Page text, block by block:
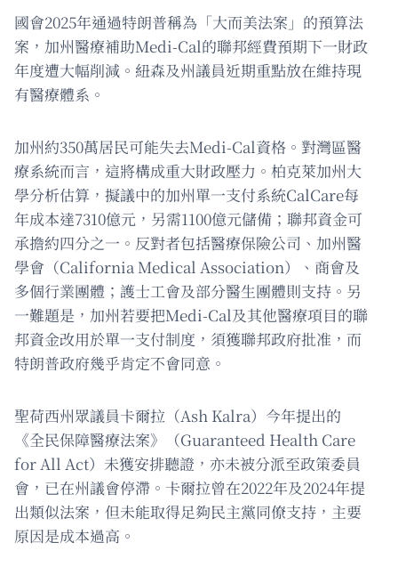
國會2025年通過特朗普稱為「大而美法案」的預算法
案，加州醫療補助Medi-Cal的聯邦經費預期下一財政
年度遭大幅削減。紐森及州議員近期重點放在維持現
有醫療體系。
加州約350萬居民可能失去Medi-Cal資格。對灣區醫
療系統而言，這將構成重大財政壓力。柏克萊加州大
學分析估算，擬議中的加州單一支付系統CalCare每
年成本達7310億元，另需1100億元儲備；聯邦資金可
承擔約四分之一。反對者包括醫療保險公司、加州醫
學會（California Medical Association）、商會及
多個行業團體；護士工會及部分醫生團體則支持。另
一難題是，加州若要把Medi-Cal及其他醫療項目的聯
邦資金改用於單一支付制度，須獲聯邦政府批准，而
特朗普政府幾乎肯定不會同意。
聖荷西州眾議員卡爾拉（Ash Kalra）今年提出的
《全民保障醫療法案》（Guaranteed Health Care
for All Act）未獲安排聽證，亦未被分派至政策委員
會，已在州議會停滯。卡爾拉曾在2022年及2024年提
出類似法案，但未能取得足夠民主黨同僚支持，主要
原因是成本過高。